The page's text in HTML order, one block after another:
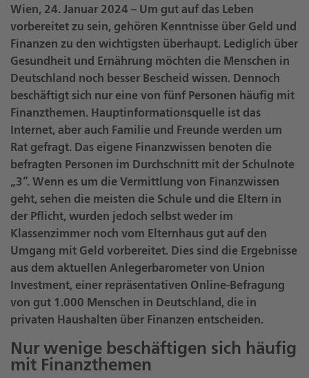
Wien, 24. Januar 2024 – Um gut auf das Leben
vorbereitet zu sein, gehören Kenntnisse über Geld und
Finanzen zu den wichtigsten überhaupt. Lediglich über
Gesundheit und Ernährung möchten die Menschen in
Deutschland noch besser Bescheid wissen. Dennoch
beschäftigt sich nur eine von fünf Personen häufig mit
Finanzthemen. Hauptinformationsquelle ist das
Internet, aber auch Familie und Freunde werden um
Rat gefragt. Das eigene Finanzwissen benoten die
befragten Personen im Durchschnitt mit der Schulnote
„3“. Wenn es um die Vermittlung von Finanzwissen
geht, sehen die meisten die Schule und die Eltern in
der Pflicht, wurden jedoch selbst weder im
Klassenzimmer noch vom Elternhaus gut auf den
Umgang mit Geld vorbereitet. Dies sind die Ergebnisse
aus dem aktuellen Anlegerbarometer von Union
Investment, einer repräsentativen Online-Befragung
von gut 1.000 Menschen in Deutschland, die in
privaten Haushalten über Finanzen entscheiden.
Nur wenige beschäftigen sich häufig
mit Finanzthemen